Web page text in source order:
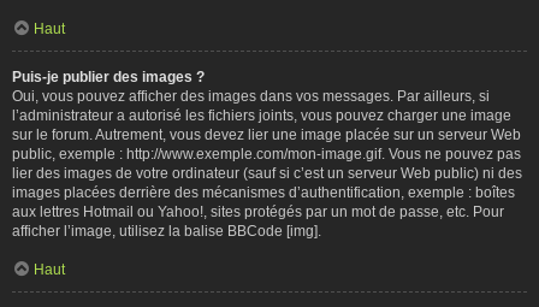
Haut
Puis-je publier des images ?
Oui, vous pouvez afficher des images dans vos messages. Par ailleurs, si
l’administrateur a autorisé les fichiers joints, vous pouvez charger une image
sur le forum. Autrement, vous devez lier une image placée sur un serveur Web
public, exemple : http://www.exemple.com/mon-image.gif. Vous ne pouvez pas
lier des images de votre ordinateur (sauf si c’est un serveur Web public) ni des
images placées derrière des mécanismes d’authentification, exemple : boîtes
aux lettres Hotmail ou Yahoo!, sites protégés par un mot de passe, etc. Pour
afficher l’image, utilisez la balise BBCode [img].
Haut